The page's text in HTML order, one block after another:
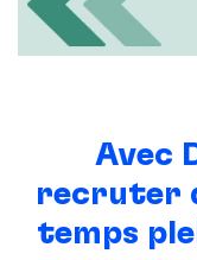
Avec
recruter
temps